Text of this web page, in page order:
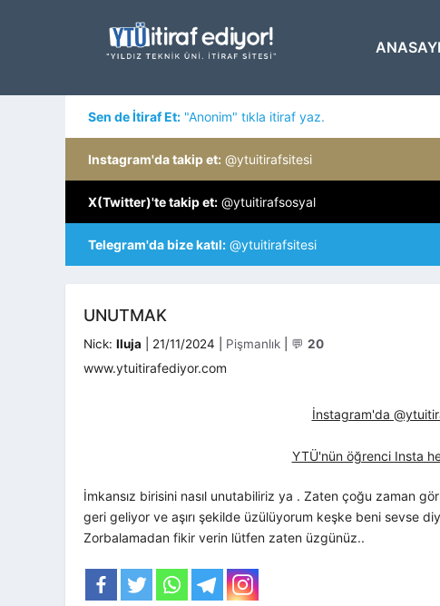
Sen de İtiraf Et: "Anonim" tıkla itiraf yaz.
Instagram'da takip et: @ytuitirafsitesi
X(Twitter)'te takip et: @ytuitirafsosyal
Telegram'da bize katıl: @ytuitirafsitesi
UNUTMAK
Nick: Iluja 21/11/2024 Kategoriler
Pişmanlık 💬 20
www.ytuitirafediyor.com
İnstagram'da
YTÜ'nün öğrenci Insta
İmkansız birisini nasıl unutabiliriz ya . Zaten çoğu zaman
geri geliyor ve aşırı şekilde üzülüyorum keşke beni sevse
Zorbalamadan fikir verin lütfen zaten üzgünüz..